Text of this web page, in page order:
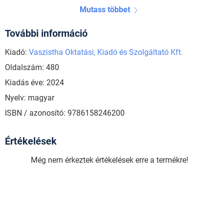
Mutass többet
További információ
Kiadó: Vaszistha Oktatási, Kiadó és Szolgáltató Kft.
Oldalszám: 480
Kiadás éve: 2024
Nyelv: magyar
ISBN / azonosító: 9786158246200
Értékelések
Még nem érkeztek értékelések erre a termékre!